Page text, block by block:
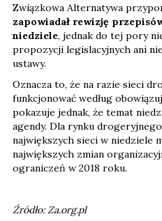
Związkowa Alternatywa
zapowiadał rewizję
niedziele, jednak do tej pory
propozycji legislacyjnych ani
ustawy.
Oznacza to, że na razie sieci
funkcjonować według
pokazuje jednak, że temat
agendy. Dla rynku
największych sieci w niedziele
największych zmian
ograniczeń w 2018 roku.
Źródło: Za.org.pl